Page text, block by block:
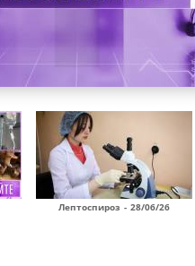
Лептоспироз - 28/06/26